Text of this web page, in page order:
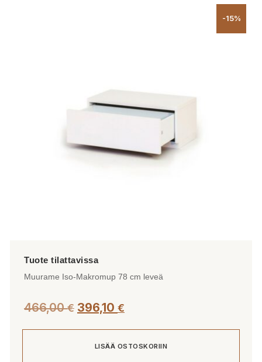
-15%
Muurame Iso-Makromup 78 cm leveä
466,00€ 396,10 €
LISÄÄ OSTOSKORIIN